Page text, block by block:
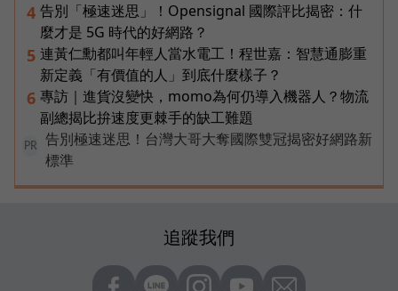
4 告別「極速迷思」！Opensignal 國際評比揭密：什
麼才是 5G 時代的好網路？
5 連黃仁勳都叫年輕人當水電工！程世嘉：智慧通膨重
新定義「有價值的人」到底什麼樣子？
6 專訪｜進貨沒變快，momo為何仍導入機器人？物流
副總揭比拚速度更棘手的缺工難題
PR
告別極速迷思！台灣大哥大奪國際雙冠揭密好網路新
標準
追蹤我們